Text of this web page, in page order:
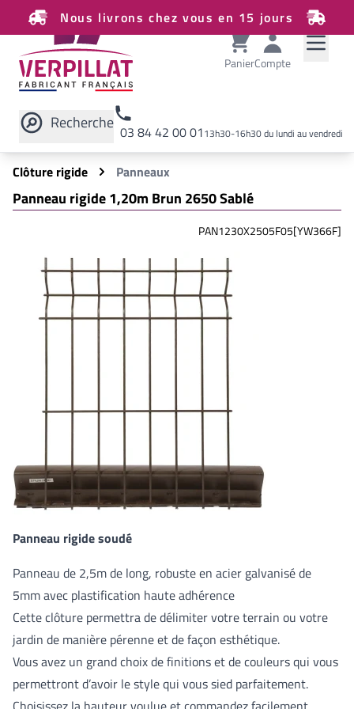
Nous livrons chez vous en 15 jours
PanierCompte
Recherche 03 84 42 00 0113h30-16h30 du lundi au vendredi
Rechercher sur le site
Clôture rigide
Panneaux
Panneau rigide 1,20m Brun 2650 Sablé
PAN1230X2505F05[YW366F]
Panneau rigide soudé
Panneau de 2,5m de long, robuste en acier galvanisé de
5mm avec plastification haute adhérence
Cette clôture permettra de délimiter votre terrain ou votre
jardin de manière pérenne et de façon esthétique.
Vous avez un grand choix de finitions et de couleurs qui vous
permettront d’avoir le style qui vous sied parfaitement.